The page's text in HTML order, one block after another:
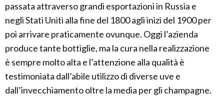
passata attraverso grandi esportazioni in Russia e
negli Stati Uniti alla fine del 1800 agli inizi del 1900 per
poi arrivare praticamente ovunque. Oggi l’azienda
produce tante bottiglie, ma la cura nella realizzazione
è sempre molto alta e l’attenzione alla qualità è
testimoniata dall’abile utilizzo di diverse uve e
dall’invecchiamento oltre la media per gli champagne.